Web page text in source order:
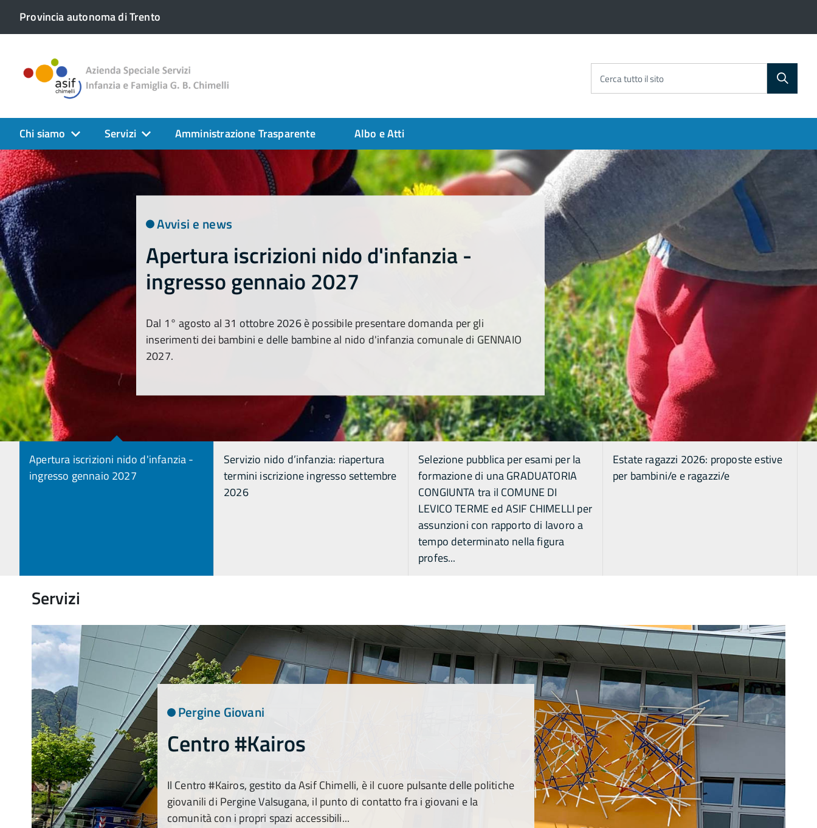
Provincia autonoma di Trento
Cerca tutto il sito
Chi siamo Servizi Amministrazione Trasparente Albo e Atti
Avvisi e news
Apertura iscrizioni nido d'infanzia -
ingresso gennaio 2027
Dal 1° agosto al 31 ottobre 2026 è possibile presentare domanda per gli
inserimenti dei bambini e delle bambine al nido d'infanzia comunale di GENNAIO
2027.
Apertura iscrizioni nido d'infanzia -
ingresso gennaio 2027
Servizio nido d’infanzia: riapertura
termini iscrizione ingresso settembre
2026
Selezione pubblica per esami per la
formazione di una GRADUATORIA
CONGIUNTA tra il COMUNE DI
LEVICO TERME ed ASIF CHIMELLI per
assunzioni con rapporto di lavoro a
tempo determinato nella figura
profes...
Estate ragazzi 2026: proposte estive
per bambini/e e ragazzi/e
Servizi
Pergine Giovani
Centro #Kairos
Il Centro #Kairos, gestito da Asif Chimelli, è il cuore pulsante delle politiche
giovanili di Pergine Valsugana, il punto di contatto fra i giovani e la
comunità con i propri spazi accessibili...